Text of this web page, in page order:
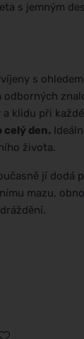
s jemným
s
odborných
klidu při
celý den.
života.
jí dodá
mazu,